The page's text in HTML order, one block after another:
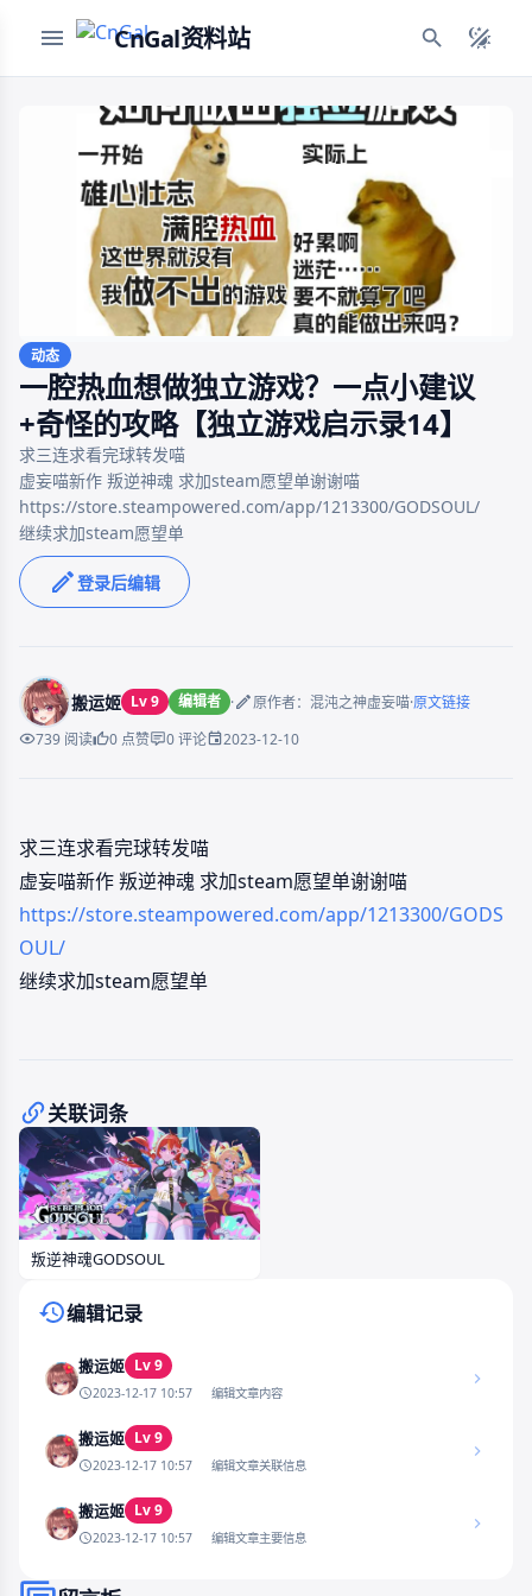
CnGal资料站
动态
一腔热血想做独立游戏？一点小建议
+奇怪的攻略【独立游戏启示录14】
求三连求看完球转发喵
虚妄喵新作 叛逆神魂 求加steam愿望单谢谢喵
https://store.steampowered.com/app/1213300/GODSOUL/
继续求加steam愿望单
登录后编辑
搬运姬 Lv 9 编辑者 · 原作者：混沌之神虚妄喵·原文链接
739 阅读
0 点赞 0 评论 2023-12-10
求三连求看完球转发喵
虚妄喵新作 叛逆神魂 求加steam愿望单谢谢喵
https://store.steampowered.com/app/1213300/GODS
OUL/
继续求加steam愿望单
关联词条
叛逆神魂GODSOUL
编辑记录
搬运姬 Lv 9
2023-12-17 10:57 编辑文章内容
搬运姬 Lv 9
2023-12-17 10:57 编辑文章关联信息
搬运姬 Lv 9
2023-12-17 10:57 编辑文章主要信息